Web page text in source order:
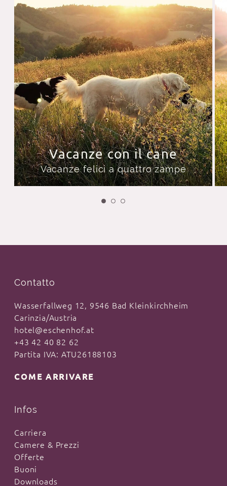
Vacanze con il cane
Vacanze felici a quattro zampe
Contatto
Wasserfallweg 12, 9546 Bad Kleinkirchheim
Carinzia/Austria
hotel@eschenhof.at
+43 42 40 82 62
Partita IVA: ATU26188103
COME ARRIVARE
Infos
Carriera
Camere & Prezzi
Offerte
Buoni
Downloads